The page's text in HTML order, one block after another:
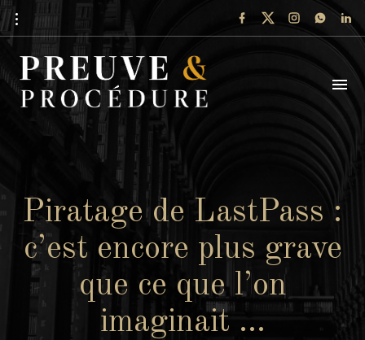
Piratage de LastPass :
c’est encore plus grave
que ce que l’on
imaginait …